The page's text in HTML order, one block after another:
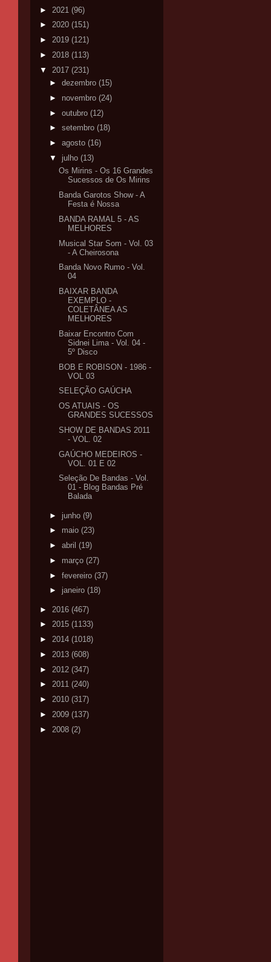
► 2021 (96)
► 2020 (151)
► 2019 (121)
► 2018 (113)
▼ 2017 (231)
► dezembro (15)
► novembro (24)
► outubro (12)
► setembro (18)
► agosto (16)
▼ julho (13)
Os Mirins - Os 16 Grandes
Sucessos de Os Mirins
Banda Garotos Show - A
Festa é Nossa
BANDA RAMAL 5 - AS
MELHORES
Musical Star Som - Vol. 03
- A Cheirosona
Banda Novo Rumo - Vol.
04
BAIXAR BANDA
EXEMPLO -
COLETÂNEA AS
MELHORES
Baixar Encontro Com
Sidnei Lima - Vol. 04 -
5º Disco
BOB E ROBISON - 1986 -
VOL 03
SELEÇÃO GAÚCHA
OS ATUAIS - OS
GRANDES SUCESSOS
SHOW DE BANDAS 2011
- VOL. 02
GAÚCHO MEDEIROS -
VOL. 01 E 02
Seleção De Bandas - Vol.
01 - Blog Bandas Pré
Balada
► junho (9)
► maio (23)
► abril (19)
► março (27)
► fevereiro (37)
► janeiro (18)
► 2016 (467)
► 2015 (1133)
► 2014 (1018)
► 2013 (608)
► 2012 (347)
► 2011 (240)
► 2010 (317)
► 2009 (137)
► 2008 (2)